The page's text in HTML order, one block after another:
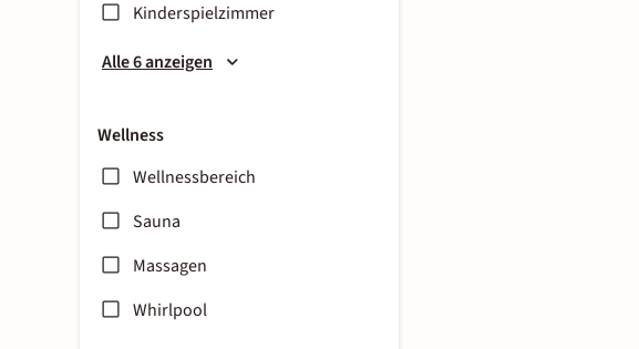
Kinderspielzimmer
Alle 6 anzeigen
Wellness
Wellnessbereich
Sauna
Massagen
Whirlpool